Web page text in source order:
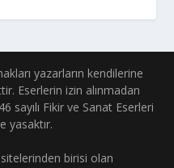
yazarların kendilerine
Eserlerin izin alınmadan
sayılı Fikir ve Sanat Eserleri
yasaktır.
sitelerinden birisi olan